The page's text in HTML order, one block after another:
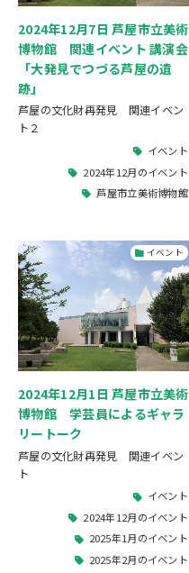
2024年12月7日 芦屋市立美術
博物館 関連イベント 講演会
「大発見でつづる芦屋の遺
跡」
芦屋の文化財再発見 関連イベン
ト２
イベント
2024年12月のイベント
芦屋市立美術博物館
イベント
2024年12月1日 芦屋市立美術
博物館 学芸員によるギャラ
リートーク
芦屋の文化財再発見 関連イベン
ト
イベント
2024年12月のイベント
2025年1月のイベント
2025年2月のイベント